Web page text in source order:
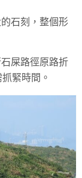
石刻，整個形
屎路徑原路折
緊時間。